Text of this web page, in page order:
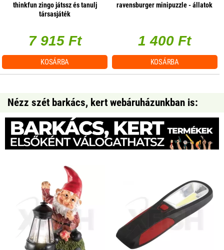
thinkfun zingo játssz és tanulj
társasjáték
7 915 Ft
KOSÁRBA
ravensburger minipuzzle - állatok
1 400 Ft
KOSÁRBA
Nézz szét barkács, kert webáruházunkban is: